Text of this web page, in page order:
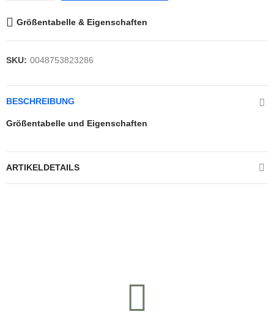
Größentabelle & Eigenschaften
SKU: 0048753823286
BESCHREIBUNG
Größentabelle und Eigenschaften
ARTIKELDETAILS